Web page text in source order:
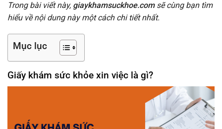
Trong bài viết này, giaykhamsuckhoe.comsẽ cùng bạn tìm
hiểu về nội dung này một cách chi tiết nhất.
Mục lục
Giấy khám sức khỏe xin việc là gì?